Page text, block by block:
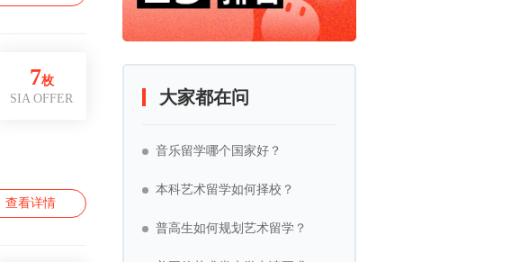
查看详情
7枚
SIA OFFER
大家都在问
音乐留学哪个国家好？
本科艺术留学如何择校？
普高生如何规划艺术留学？